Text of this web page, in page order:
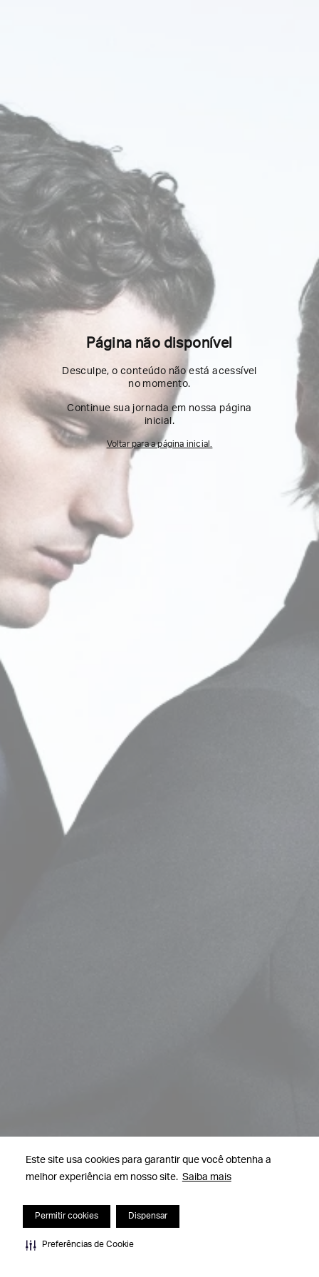
Este site usa cookies para garantir que você obtenha a
melhor experiência em nosso site. Saiba mais
Permitir cookies Dispensar
Preferências de Cookie
Página não disponível
Desculpe, o conteúdo não está acessível
no momento.
Continue sua jornada em nossa página
inicial.
Voltar para a página inicial.